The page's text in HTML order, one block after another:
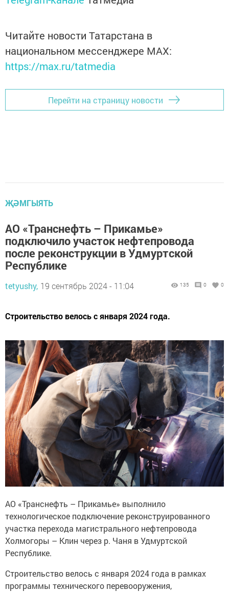
Читайте новости Татарстана в
национальном мессенджере MАХ:
https://max.ru/tatmedia
Перейти на страницу новости
ҖӘМГЫЯТЬ
АО «Транснефть – Прикамье»
подключило участок нефтепровода
после реконструкции в Удмуртской
Республике
tetyushy, 19 сентябрь 2024 - 11:04 135 0 0
Строительство велось c января 2024 года.
АО «Транснефть – Прикамье» выполнило
технологическое подключение реконструированного
участка перехода магистрального нефтепровода
Холмогоры – Клин через р. Чаня в Удмуртской
Республике.
Строительство велось c января 2024 года в рамках
программы технического перевооружения,